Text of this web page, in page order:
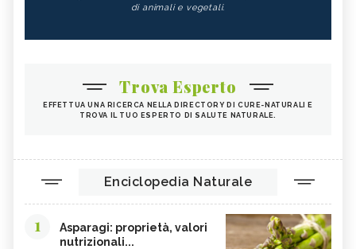
di animali e vegetali.
Trova Esperto
EFFETTUA UNA RICERCA NELLA DIRECTORY DI CURE-NATURALI E
TROVA IL TUO ESPERTO DI SALUTE NATURALE.
Enciclopedia Naturale
1
Asparagi: proprietà, valori
nutrizionali...